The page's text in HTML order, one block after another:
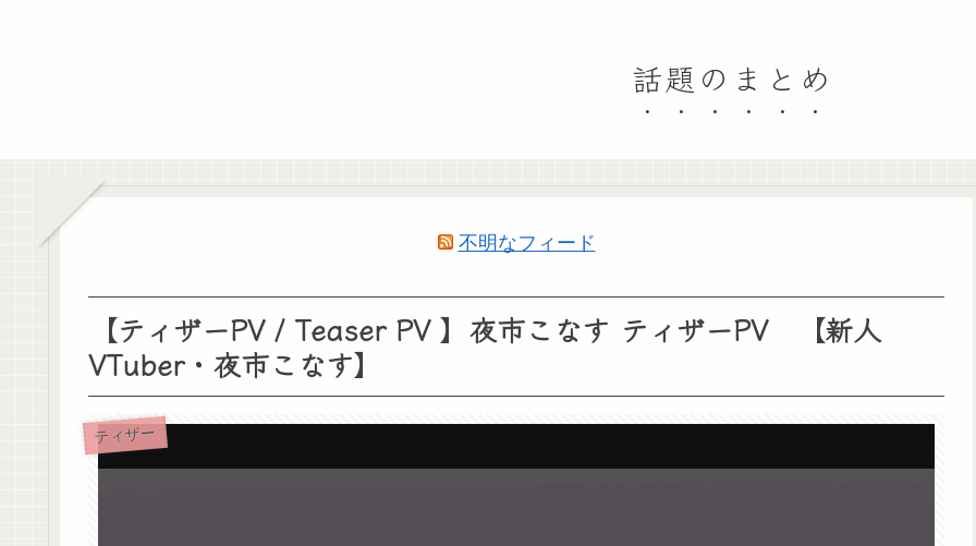
話題のまとめ
不明なフィード
【ティザーPV / Teaser PV 】夜市こなす ティザーPV 【新人
VTuber・夜市こなす】
ティザー